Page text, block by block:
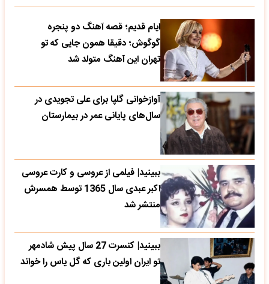
ایام قدیم؛ قصه آهنگ دو پنجره
گوگوش؛ دقیقا همون جایی که تو
تهران این آهنگ متولد شد
آوازخوانی گلپا برای علی تجویدی در
سال‌های پایانی عمر در بیمارستان
ببینید| فیلمی از عروسی و کارت عروسی
اکبر عبدی سال 1365 توسط همسرش
منتشر شد
ببینید| کنسرت 27 سال پیش شادمهر
تو ایران اولین باری که گل یاس را خواند